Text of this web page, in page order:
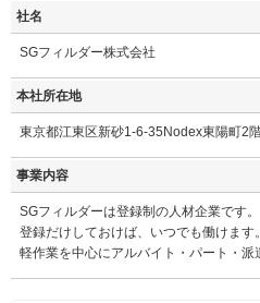
社名
SGフィルダー株式会社
本社所在地
東京都江東区新砂1-6-35Nodex東陽町2
事業内容
SGフィルダーは登録制の人材企業です。
登録だけしておけば、いつでも働けます。
軽作業を中心にアルバイト・パート・派